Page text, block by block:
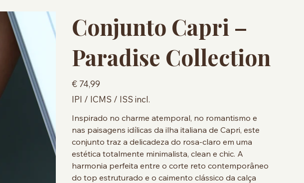
Conjunto Capri –
Paradise Collection
Preço
€ 74,99
IPI / ICMS / ISS incl.
Inspirado no charme atemporal, no romantismo e
nas paisagens idílicas da ilha italiana de Capri, este
conjunto traz a delicadeza do rosa-claro em uma
estética totalmente minimalista, clean e chic. A
harmonia perfeita entre o corte reto contemporâneo
do top estruturado e o caimento clássico da calça